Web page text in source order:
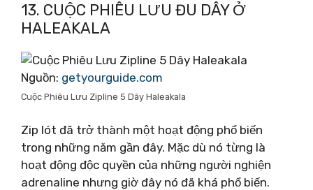
13. CUỘC PHIÊU LƯU ĐU DÂY Ở
HALEAKALA
Nguồn: getyourguide.com
Cuộc Phiêu Lưu Zipline 5 Dây Haleakala
Zip lót đã trở thành một hoạt động phổ biến
trong những năm gần đây. Mặc dù nó từng là
hoạt động độc quyền của những người nghiện
adrenaline nhưng giờ đây nó đã khá phổ biến.